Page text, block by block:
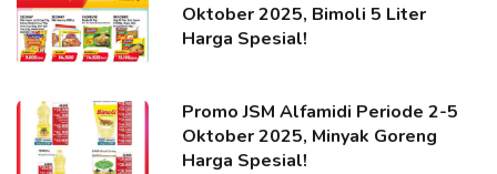
Oktober 2025, Bimoli 5 Liter
Harga Spesial!
Promo JSM Alfamidi Periode 2-5
Oktober 2025, Minyak Goreng
Harga Spesial!